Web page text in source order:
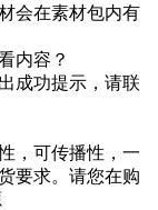
会在素材包内有
内容？
成功提示，请联
，可传播性，一
要求。请您在购